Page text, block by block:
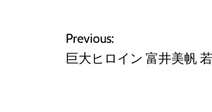
投
稿
Previous:
巨大ヒロイン 富井美帆